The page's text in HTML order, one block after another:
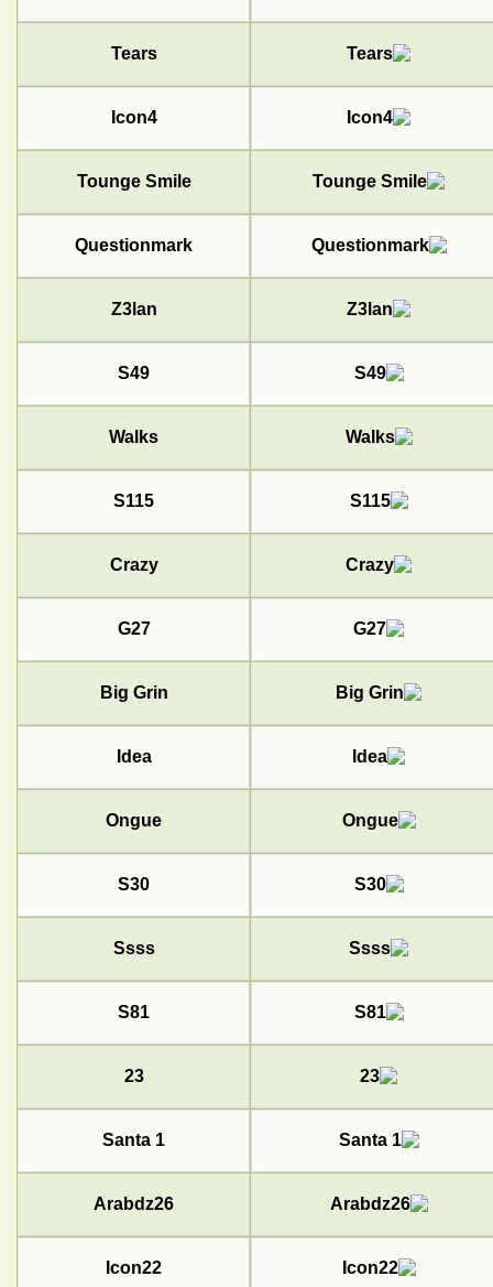
Tears
Icon4
Tounge Smile
Questionmark
Z3lan
S49
Walks
S115
Crazy
G27
Big Grin
Idea
Ongue
S30
Ssss
S81
23
Santa 1
Arabdz26
Icon22